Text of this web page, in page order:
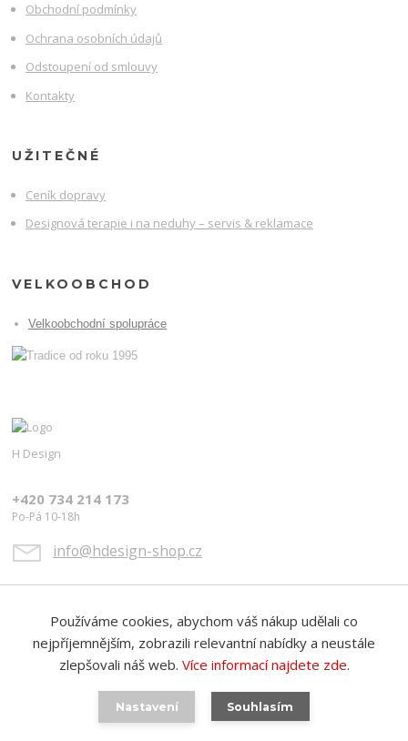
Obchodní podmínky
Ochrana osobních údajů
Odstoupení od smlouvy
Kontakty
UŽITEČNÉ
Ceník dopravy
Designová terapie i na neduhy – servis & reklamace
VELKOOBCHOD
Velkoobchodní spolupráce
H Design
+420 734 214 173
Po-Pá 10-18h
info@hdesign-shop.cz
Používáme cookies, abychom váš nákup udělali co
nejpříjemnějším, zobrazili relevantní nabídky a neustále
zlepšovali náš web. Více informací najdete zde.
Nastavení Souhlasím